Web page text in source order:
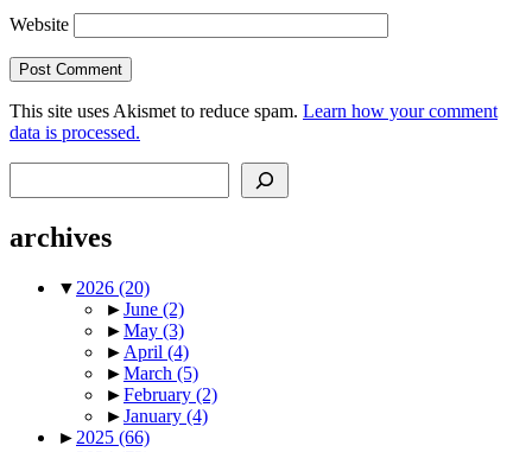
Website
This site uses Akismet to reduce spam. Learn how your comment
data is processed.
archives
▼ 2026 (20)
►June (2)
►May (3)
► April (4)
►March (5)
►February (2)
►January (4)
► 2025 (66)